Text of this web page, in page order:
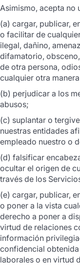
Asimismo, acepta no
(a) cargar, publicar,
o facilitar de
ilegal, dañino,
difamatorio,
de otra persona,
cualquier otra
(b) perjudicar a los
abusos;
(c) suplantar o
nuestras entidades
empleado nuestro o
(d) falsificar
ocultar el origen de
través de los
(e) cargar, publicar,
o poner a la vista
derecho a poner a
virtud de relaciones
información
confidencial
laborales o en virtud